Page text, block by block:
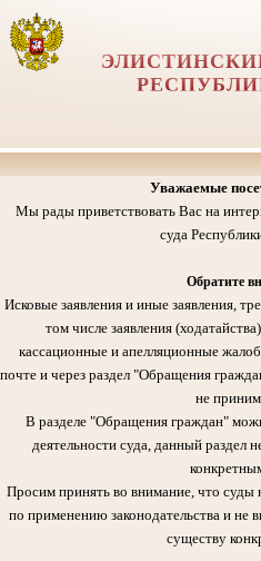
Уважаемые
Мы рады приветствовать Вас на
суда
Обратите
Исковые заявления и иные заявления,
том числе заявления
кассационные и апелляционные
почте и через раздел "Обращения
не
В разделе "Обращения граждан"
деятельности суда, данный раздел
Просим принять во внимание, что суды
по применению законодательства и не
существу